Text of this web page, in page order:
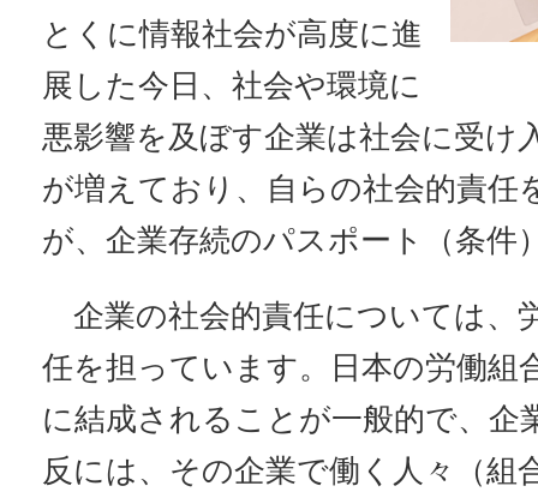
とくに情報社会が高度に進
展した今日、社会や環境に
悪影響を及ぼす企業は社会に受け
が増えており、自らの社会的責任
が、企業存続のパスポート（条件
企業の社会的責任については、
任を担っています。日本の労働組
に結成されることが一般的で、企
反には、その企業で働く人々（組